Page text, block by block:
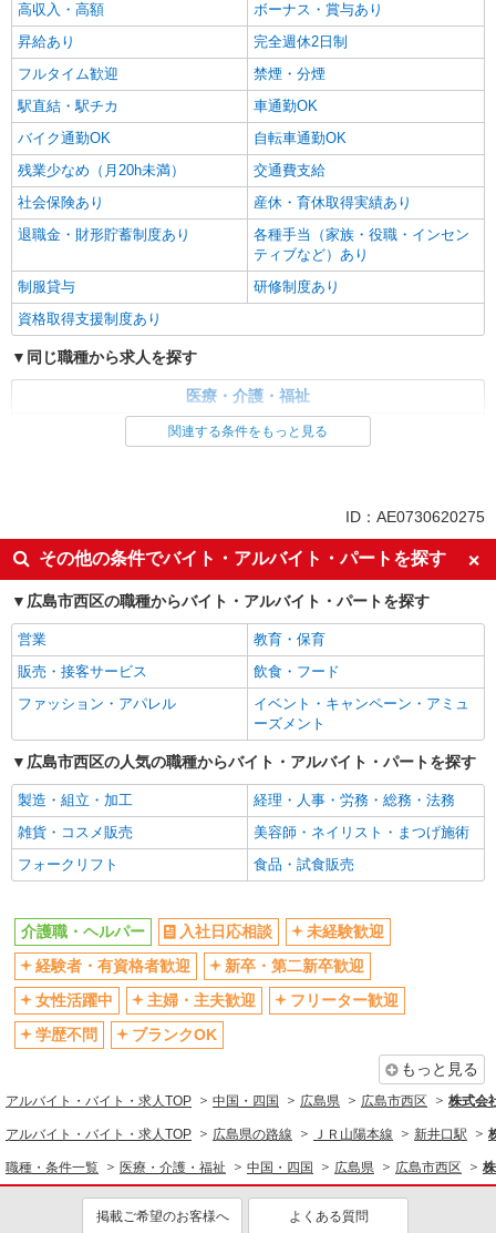
高収入・高額
ボーナス・賞与あり
昇給あり
完全週休2日制
フルタイム歓迎
禁煙・分煙
駅直結・駅チカ
車通勤OK
バイク通勤OK
自転車通勤OK
残業少なめ（月20h未満）
交通費支給
社会保険あり
産休・育休取得実績あり
退職金・財形貯蓄制度あり
各種手当（家族・役職・インセン
ティブなど）あり
制服貸与
研修制度あり
資格取得支援制度あり
同じ職種から求人を探す
医療・介護・福祉
ボーナス・賞与あり
車通勤OK
交通費支給
社会保険あり
産休・育休取得実績あり
関連する条件をもっと見る
ID：AE0730620275
その他の条件でバイト・アルバイト・パートを探す
広島市西区の職種からバイト・アルバイト・パートを探す
営業
教育・保育
販売・接客サービス
飲食・フード
ファッション・アパレル
イベント・キャンペーン・アミュ
ーズメント
広島市西区の人気の職種からバイト・アルバイト・パートを探す
製造・組立・加工
経理・人事・労務・総務・法務
雑貨・コスメ販売
美容師・ネイリスト・まつげ施術
フォークリフト
食品・試食販売
介護職・ヘルパー 入社日応相談
未経験歓迎
経験者・有資格者歓迎
新卒・第二新卒歓迎
女性活躍中
主婦・主夫歓迎
フリーター歓迎
学歴不問
ブランクOK
もっと見る
アルバイト・バイト・求人TOP 中国・四国 広島県 広島市西区 株式会
アルバイト・バイト・求人TOP 広島県の路線 ＪＲ山陽本線 新井口駅
職種・条件一覧 医療・介護・福祉 中国・四国 広島県 広島市西区
掲載ご希望のお客様へ よくある質問